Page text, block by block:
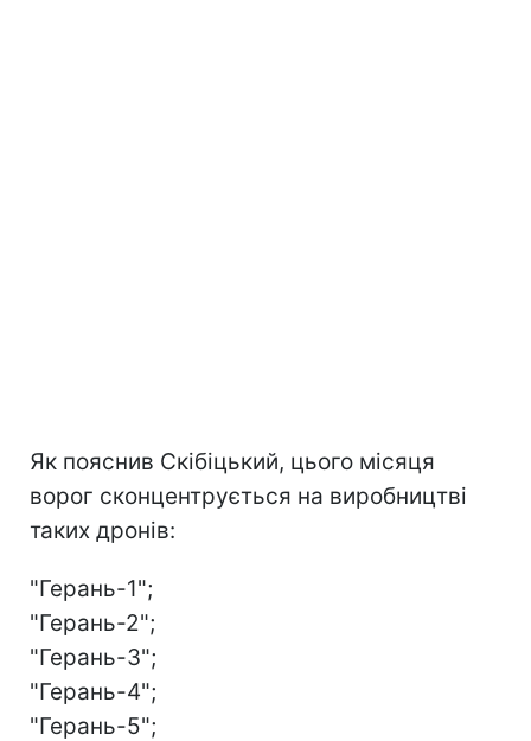
Як пояснив Скібіцький, цього місяця
ворог сконцентрується на виробництві
таких дронів:
"Герань-1";
"Герань-2";
"Герань-3";
"Герань-4";
"Герань-5";